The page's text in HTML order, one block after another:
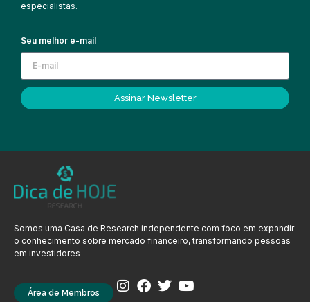
especialistas.
Seu melhor e-mail
Assinar Newsletter
Somos uma Casa de Research independente com foco em expandir
o conhecimento sobre mercado financeiro, transformando pessoas
em investidores
Área de Membros